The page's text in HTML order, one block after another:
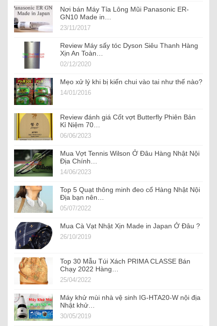
Nơi bán Máy Tỉa Lông Mũi Panasonic ER-
GN10 Made in…
23/11/2017
Review Máy sấy tóc Dyson Siêu Thanh Hàng
Xịn An Toàn…
02/12/2020
Mẹo xử lý khi bị kiến chui vào tai như thế nào?
14/01/2016
Review đánh giá Cốt vợt Butterfly Phiên Bản
Kỉ Niệm 70…
06/06/2023
Mua Vợt Tennis Wilson Ở Đâu Hàng Nhật Nội
Địa Chính…
14/06/2023
Top 5 Quạt thông minh đeo cổ Hàng Nhật Nội
Địa bạn nên…
05/07/2022
Mua Cà Vạt Nhật Xịn Made in Japan Ở Đâu ?
26/10/2019
Top 30 Mẫu Túi Xách PRIMA CLASSE Bán
Chạy 2022 Hàng…
25/04/2022
Máy khử mùi nhà vệ sinh IG-HTA20-W nội địa
Nhật khử…
30/05/2019